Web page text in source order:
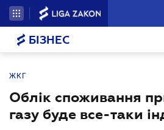
БІЗНЕС
ЖКГ
Облік споживання
газу буде все-таки